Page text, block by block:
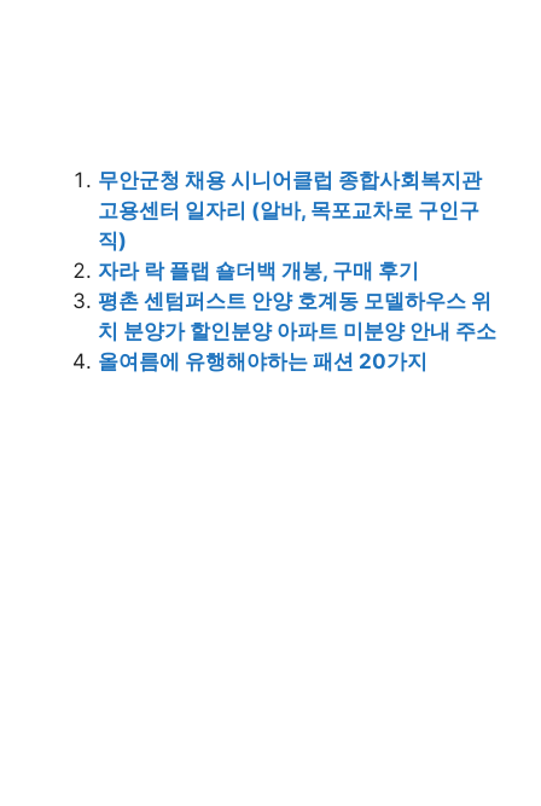
무안군청 채용 시니어클럽 종합사회복지관
고용센터 일자리 (알바, 목포교차로 구인구
직)
자라 락 플랩 숄더백 개봉, 구매 후기
평촌 센텀퍼스트 안양 호계동 모델하우스 위
치 분양가 할인분양 아파트 미분양 안내 주소
올여름에 유행해야하는 패션 20가지